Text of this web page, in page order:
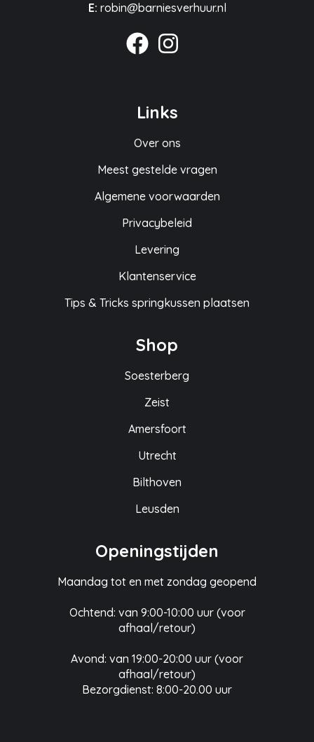
E: robin@barniesverhuur.nl
Links
Over ons
Meest gestelde vragen
Algemene voorwaarden
Privacybeleid
Levering
Klantenservice
Tips & Tricks springkussen plaatsen
Shop
Soesterberg
Zeist
Amersfoort
Utrecht
Bilthoven
Leusden
Openingstijden
Maandag tot en met zondag geopend
Ochtend: van 9:00-10:00 uur (voor
afhaal/retour)
Avond: van 19:00-20:00 uur (voor
afhaal/retour)
Bezorgdienst: 8:00-20.00 uur